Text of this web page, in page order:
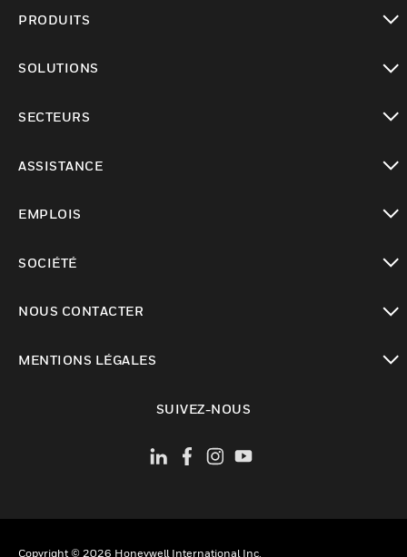
PRODUITS
SOLUTIONS
SECTEURS
ASSISTANCE
EMPLOIS
SOCIÉTÉ
NOUS CONTACTER
MENTIONS LÉGALES
SUIVEZ-NOUS
Copyright © 2026 Honeywell International Inc.